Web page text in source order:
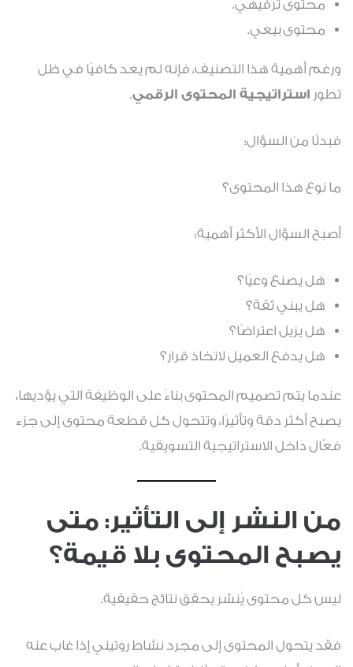
محتوى ترفيهي.
محتوى بيعي.
ورغم أهمية هذا التصنيف، فإنه لم يعد كافيًا في ظل
تطور استراتيجية المحتوى الرقمي.
فبدلًا من السؤال:
ما نوع هذا المحتوى؟
أصبح السؤال الأكثر أهمية:
هل يصنع وعيًا؟
هل يبني ثقة؟
هل يزيل اعتراضًا؟
هل يدفع العميل لاتخاذ قرار؟
عندما يتم تصميم المحتوى بناءً على الوظيفة التي يؤديها،
يصبح أكثر دقة وتأثيرًا، وتتحول كل قطعة محتوى إلى جزء
فعّال داخل الاستراتيجية التسويقية.
من النشر إلى التأثير: متى
يصبح المحتوى بلا قيمة؟
ليس كل محتوى يُنشر يحقق نتائج حقيقية.
فقد يتحول المحتوى إلى مجرد نشاط روتيني إذا غاب عنه